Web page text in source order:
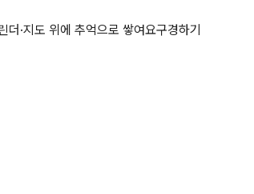
폭구조의 기호를 쓰시
더·지도 위에 추억으로 쌓여요구경하기